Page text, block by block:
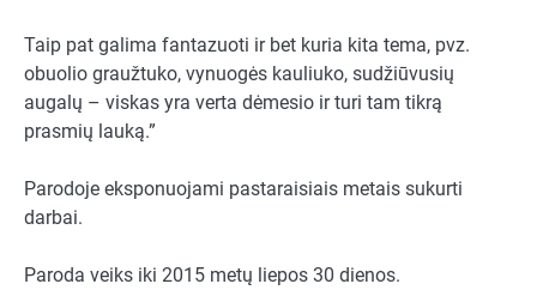
Taip pat galima fantazuoti ir bet kuria kita tema, pvz.
obuolio graužtuko, vynuogės kauliuko, sudžiūvusių
augalų – viskas yra verta dėmesio ir turi tam tikrą
prasmių lauką.”
Parodoje eksponuojami pastaraisiais metais sukurti
darbai.
Paroda veiks iki 2015 metų liepos 30 dienos.